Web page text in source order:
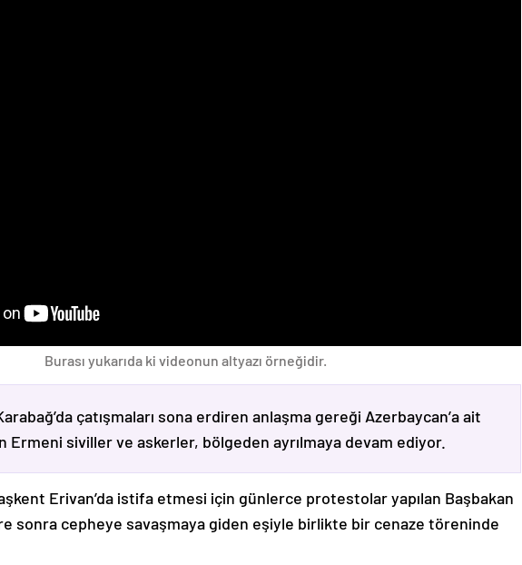
Burası yukarıda ki videonun altyazı örneğidir.
çatışmaları sona erdiren anlaşma gereği Azerbaycan’a ait
Ermeni siviller ve askerler, bölgeden ayrılmaya devam ediyor.
Erivan’da istifa etmesi için günlerce protestolar yapılan Başbakan
sonra cepheye savaşmaya giden eşiyle birlikte bir cenaze töreninde